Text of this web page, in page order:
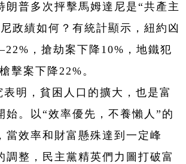
朗普多次抨擊馬姆達尼是“共產主
政績如何？有統計顯示，紐約凶
，搶劫案下降10%，地鐵犯
擊案下降22%。
表明，貧困人口的擴大，也是富
始。以“效率優先，不養懶人”的
當效率和財富懸殊達到一定峰
調整，民主黨精英們力圖打破富